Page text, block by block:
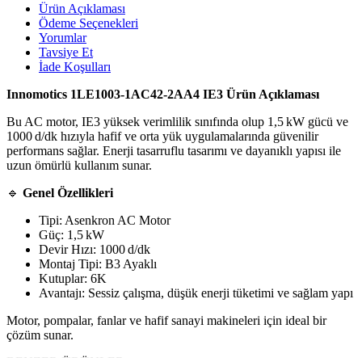
Ürün Açıklaması
Ödeme Seçenekleri
Yorumlar
Tavsiye Et
İade Koşulları
Innomotics 1LE1003-1AC42-2AA4 IE3 Ürün Açıklaması
Bu AC motor, IE3 yüksek verimlilik sınıfında olup 1,5 kW gücü ve
1000 d/dk hızıyla hafif ve orta yük uygulamalarında güvenilir
performans sağlar. Enerji tasarruflu tasarımı ve dayanıklı yapısı ile
uzun ömürlü kullanım sunar.
🔹 Genel Özellikleri
Tipi: Asenkron AC Motor
Güç: 1,5 kW
Devir Hızı: 1000 d/dk
Montaj Tipi: B3 Ayaklı
Kutuplar: 6K
Avantajı: Sessiz çalışma, düşük enerji tüketimi ve sağlam yapı
Motor, pompalar, fanlar ve hafif sanayi makineleri için ideal bir
çözüm sunar.